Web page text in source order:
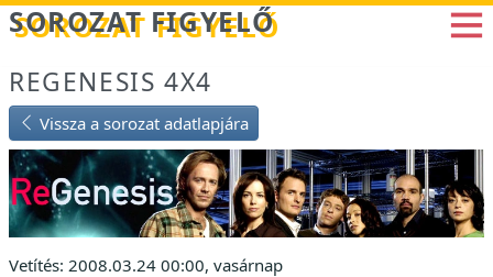
Betöltés...
SOROZAT FIGYELŐ
REGENESIS 4X4
Vissza a sorozat adatlapjára
Vetítés: 2008.03.24 00:00, vasárnap